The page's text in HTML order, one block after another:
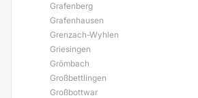
Grafenberg
Grafenhausen
Grenzach-Wyhlen
Griesingen
Grömbach
Großbettlingen
Großbottwar